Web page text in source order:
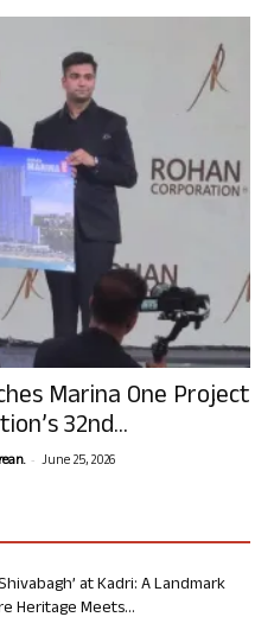
Marina One Project
32nd...
- June 25, 2026
at Kadri: A Landmark
Heritage Meets...